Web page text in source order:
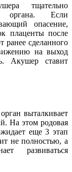
тщательно
органа. Если
опасение,
плаценты после
ранее сделанного
на выход
Акушер ставит
выталкивает
На этом родовая
еще 3 этап
не полностью, а
развиваться